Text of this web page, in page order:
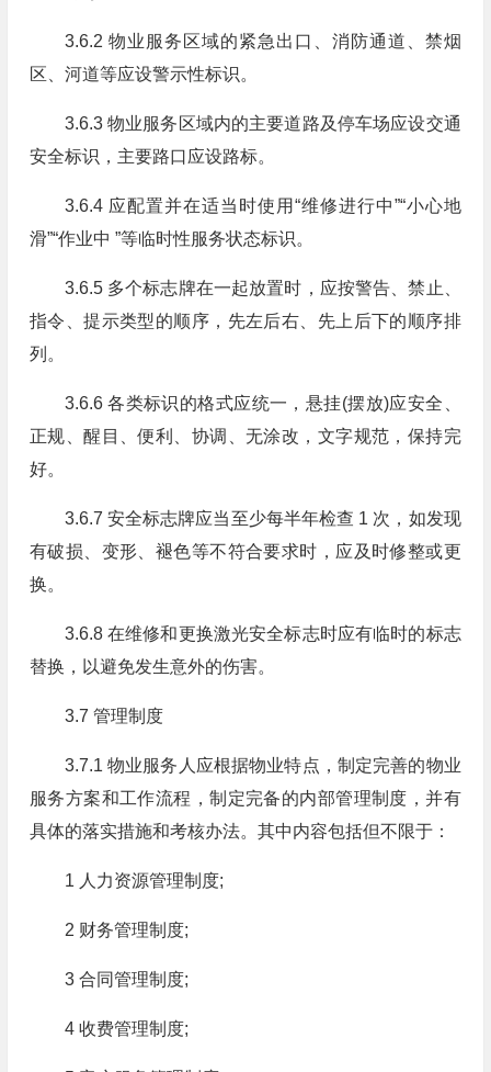
3.6.2 物业服务区域的紧急出口、消防通道、禁烟
区、河道等应设警示性标识。
3.6.3 物业服务区域内的主要道路及停车场应设交通
安全标识，主要路口应设路标。
3.6.4 应配置并在适当时使用“维修进行中”“小心地
滑”“作业中 ”等临时性服务状态标识。
3.6.5 多个标志牌在一起放置时，应按警告、禁止、
指令、提示类型的顺序，先左后右、先上后下的顺序排
列。
3.6.6 各类标识的格式应统一，悬挂(摆放)应安全、
正规、醒目、便利、协调、无涂改，文字规范，保持完
好。
3.6.7 安全标志牌应当至少每半年检查 1 次，如发现
有破损、变形、褪色等不符合要求时，应及时修整或更
换。
3.6.8 在维修和更换激光安全标志时应有临时的标志
替换，以避免发生意外的伤害。
3.7 管理制度
3.7.1 物业服务人应根据物业特点，制定完善的物业
服务方案和工作流程，制定完备的内部管理制度，并有
具体的落实措施和考核办法。其中内容包括但不限于：
1 人力资源管理制度;
2 财务管理制度;
3 合同管理制度;
4 收费管理制度;